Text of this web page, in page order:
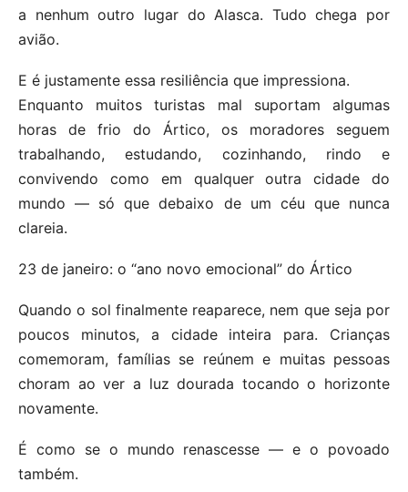
a nenhum outro lugar do Alasca. Tudo chega por
avião.
E é justamente essa resiliência que impressiona.
Enquanto muitos turistas mal suportam algumas
horas de frio do Ártico, os moradores seguem
trabalhando, estudando, cozinhando, rindo e
convivendo como em qualquer outra cidade do
mundo — só que debaixo de um céu que nunca
clareia.
23 de janeiro: o “ano novo emocional” do Ártico
Quando o sol finalmente reaparece, nem que seja por
poucos minutos, a cidade inteira para. Crianças
comemoram, famílias se reúnem e muitas pessoas
choram ao ver a luz dourada tocando o horizonte
novamente.
É como se o mundo renascesse — e o povoado
também.